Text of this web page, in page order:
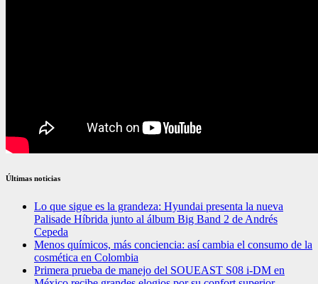
Últimas noticias
Lo que sigue es la grandeza: Hyundai presenta la nueva
Palisade Híbrida junto al álbum Big Band 2 de Andrés
Cepeda
Menos químicos, más conciencia: así cambia el consumo de la
cosmética en Colombia
Primera prueba de manejo del SOUEAST S08 i-DM en